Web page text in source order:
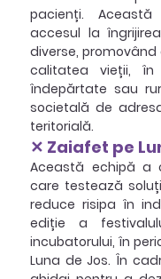
pacienți.
accesul la
diverse,
calitatea vieții,
îndepărtate sau
societală de
teritorială.
✕ Zaiafet pe
Această echipă a
care testează
reduce risipa în
ediție a
incubatorului, în
Luna de Jos. În